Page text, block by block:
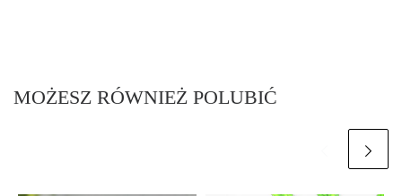
MOŻESZ RÓWNIEŻ POLUBIĆ